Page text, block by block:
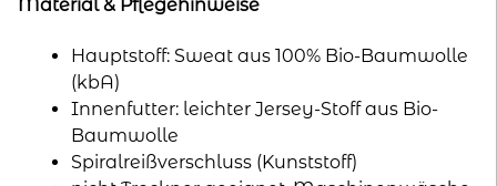
Material & Pflegehinweise
Hauptstoff: Sweat aus 100% Bio-Baumwolle
(kbA)
Innenfutter: leichter Jersey-Stoff aus Bio-
Baumwolle
Spiralreißverschluss (Kunststoff)